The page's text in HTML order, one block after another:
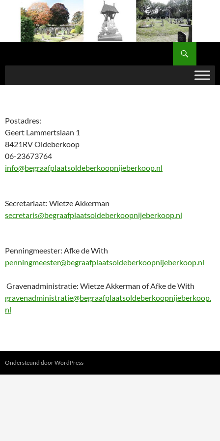
inhoud
Postadres:
Geert Lammertslaan 1
8421RV Oldeberkoop
06-23673764
info@begraafplaatsoldeberkoopnijeberkoop.nl
Secretariaat: Wietze Akkerman
secretaris@begraafplaatsoldeberkoopnijeberkoop.nl
Penningmeester: Afke de With
penningmeester@begraafplaatsoldeberkoopnijeberkoop.nl
Gravenadministratie: Wietze Akkerman of Afke de With
gravenadministratie@begraafplaatsoldeberkoopnijeberkoop.
nl
Ondersteund door WordPress